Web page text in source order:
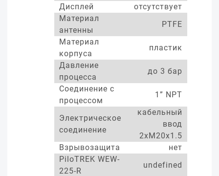
Дисплей
отсутствует
Материал
антенны
PTFE
Материал
корпуса
пластик
Давление
процесса
до 3 бар
Соединение с
процессом
1” NPT
Электрическое
соединение
кабельный
ввод
2xM20x1.5
Взрывозащита
нет
PiloTREK WEW-
225-R
undefined